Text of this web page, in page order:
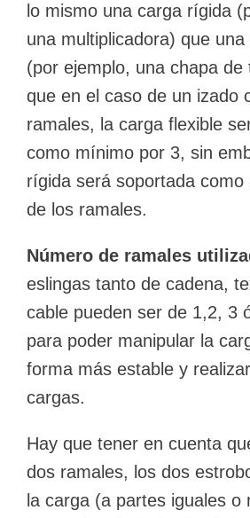
lo mismo una carga rígida
una multiplicadora) que
(por ejemplo, una chapa de
que en el caso de un izado
ramales, la carga flexible
como mínimo por 3, sin
rígida será soportada
de los ramales.
Número de ramales
eslingas tanto de cadena,
cable pueden ser de 1,2, 3
para poder manipular la
forma más estable y
cargas.
Hay que tener en cuenta
dos ramales, los dos
la carga (a partes iguales o